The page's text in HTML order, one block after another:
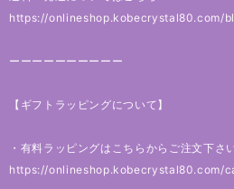
https://
ーーーーーーーーーー
【ギフトラッピングについて】
・有料ラッピングはこちらからご注文下さい
https://onlineshop.kobecrystal80.com/